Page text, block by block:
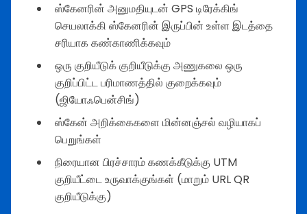
ஸ்கேனரின் அனுமதியுடன் GPS டிரேக்கிங்
செயலாக்கி ஸ்கேனரின் இருப்பின் உள்ள இடத்தை
சரியாக கண்காணிக்கவும்
ஒரு குறியீடுக் குறியீடுக்கு அணுகலை ஒரு
குறிப்பிட்ட பரிமாணத்தில் குறைக்கவும்
(ஜியோஃபென்சிங்)
ஸ்கேன் அறிக்கைகளை மின்னஞ்சல் வழியாகப்
பெறுங்கள்
நிரையான பிரச்சாரம் கணக்கீடுக்கு UTM
குறியீட்டை உருவாக்குங்கள் (மாறும் URL QR
குறியீடுக்கு)